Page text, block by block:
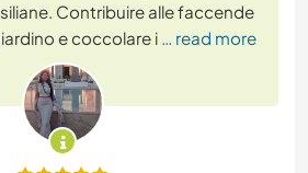
Contribuire alle faccende
e coccolare i … read more